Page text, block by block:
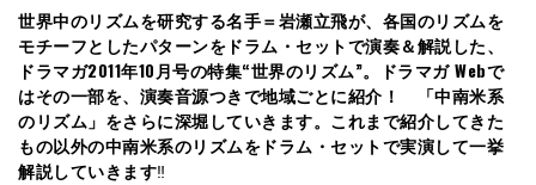
世界中のリズムを研究する名手＝岩瀬立飛が、各国のリズムを
モチーフとしたパターンをドラム・セットで演奏＆解説した、
ドラマガ2011年10月号の特集“世界のリズム”。ドラマガ Webで
はその一部を、演奏音源つきで地域ごとに紹介！ 「中南米系
のリズム」をさらに深堀していきます。これまで紹介してきた
もの以外の中南米系のリズムをドラム・セットで実演して一挙
解説していきます‼︎